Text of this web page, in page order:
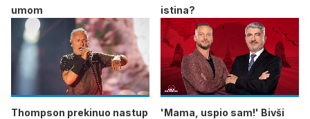
umom
istina?
Thompson prekinuo nastup
'Mama, uspio sam!' Bivši